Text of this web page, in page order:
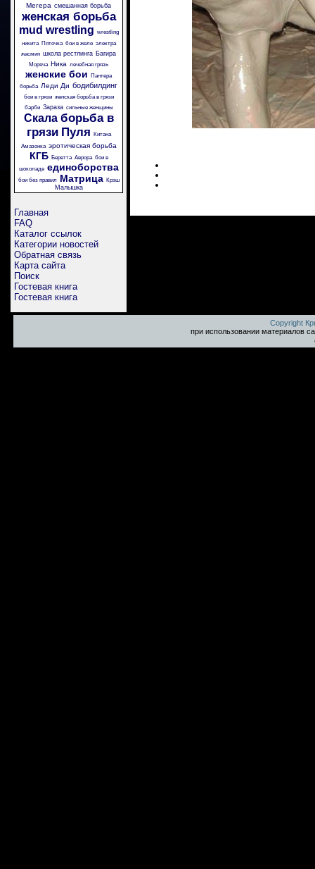
Мегера смешанная борьба
женская борьба
mud wrestling wrestling
никита
Пяточка бои в желе электра
жасмин школа рестлинга Багира
Моряча Ника лечебная грязь
женские бои
Пантера
борьба Леди Ди бодибилдинг
бои в грязи женская борьба в грязи
барби Зараза сильные женщины
Скала борьба в
грязи Пуля
Китана
Амазонка эротическая борьба
КГБ Беретта Аврора бои в
шоколаде единоборства
бои без правил Матрица Крэш
Малышка
Главная
FAQ
Каталог ссылок
Категории новостей
Обратная связь
Карта сайта
Поиск
Гостевая книга
Гостевая книга
Copyright
при использовании материалов